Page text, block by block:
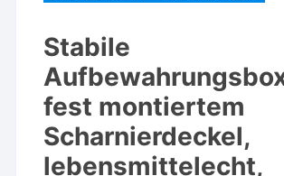
Stabile
fest montiertem
Scharnierdeckel,
lebensmittelecht,